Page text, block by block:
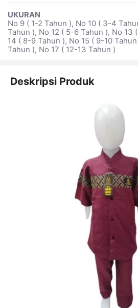
UKURAN
No 9 ( 1-2 Tahun ), No 10 ( 3-4
Tahun ), No 12 ( 5-6 Tahun ), No 13
14 ( 8-9 Tahun ), No 15 ( 9-10 Tahun
Tahun ), No 17 ( 12-13 Tahun )
Deskripsi Produk